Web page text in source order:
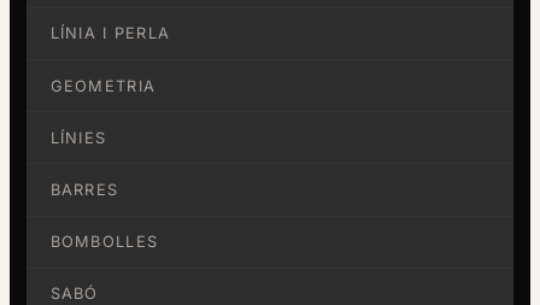
LÍNIA I PERLA
GEOMETRIA
LÍNIES
BARRES
BOMBOLLES
SABÓ